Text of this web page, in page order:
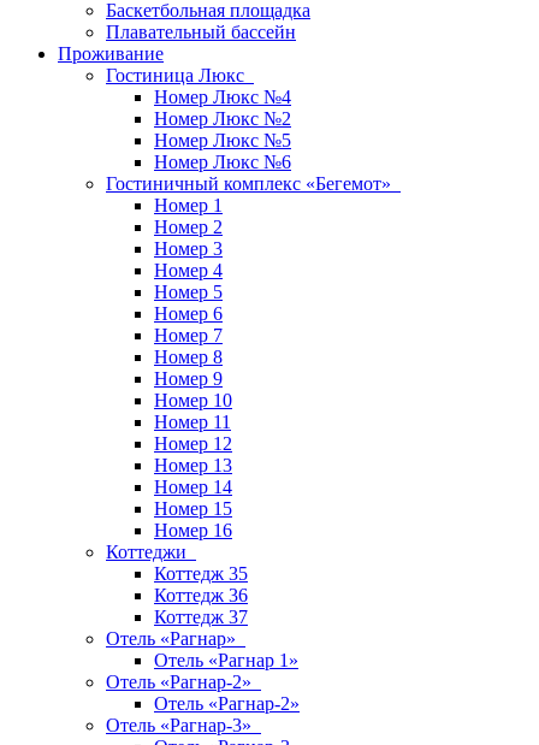
Баскетбольная площадка
Плавательный бассейн
Проживание
Гостиница Люкс
Номер Люкс №4
Номер Люкс №2
Номер Люкс №5
Номер Люкс №6
Гостиничный комплекс «Бегемот»
Номер 1
Номер 2
Номер 3
Номер 4
Номер 5
Номер 6
Номер 7
Номер 8
Номер 9
Номер 10
Номер 11
Номер 12
Номер 13
Номер 14
Номер 15
Номер 16
Коттеджи
Коттедж 35
Коттедж 36
Коттедж 37
Отель «Рагнар»
Отель «Рагнар 1»
Отель «Рагнар-2»
Отель «Рагнар-2»
Отель «Рагнар-3»